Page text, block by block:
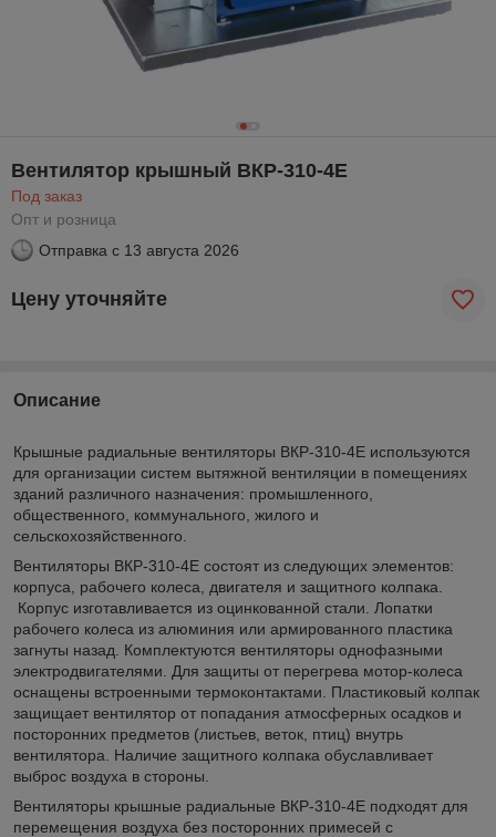
Вентилятор крышный ВКР-310-4E
Под заказ
Опт и розница
Отправка с 13 августа 2026
Цену уточняйте
Описание
Крышные радиальные вентиляторы ВКР-310-4Е используются
для организации систем вытяжной вентиляции в помещениях
зданий различного назначения: промышленного,
общественного, коммунального, жилого и
сельскохозяйственного.
Вентиляторы ВКР-310-4Е состоят из следующих элементов:
корпуса, рабочего колеса, двигателя и защитного колпака.
Корпус изготавливается из оцинкованной стали. Лопатки
рабочего колеса из алюминия или армированного пластика
загнуты назад. Комплектуются вентиляторы однофазными
электродвигателями. Для защиты от перегрева мотор-колеса
оснащены встроенными термоконтактами. Пластиковый колпак
защищает вентилятор от попадания атмосферных осадков и
посторонних предметов (листьев, веток, птиц) внутрь
вентилятора. Наличие защитного колпака обуславливает
выброс воздуха в стороны.
Вентиляторы крышные радиальные ВКР-310-4Е подходят для
перемещения воздуха без посторонних примесей с